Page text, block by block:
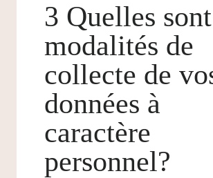
3 Quelles
modalités de
collecte de
données à
caractère
personnel?